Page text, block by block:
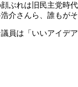
ぶれは旧民主党時
介さんら、誰もが
員は「いいアイデ